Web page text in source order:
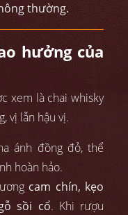
thường.
hưởng của
xem là chai whisky
vị lẫn hậu vị.
ánh đồng đỏ, thể
hoàn hảo.
cam chín, kẹo
sồi cổ. Khi rượu